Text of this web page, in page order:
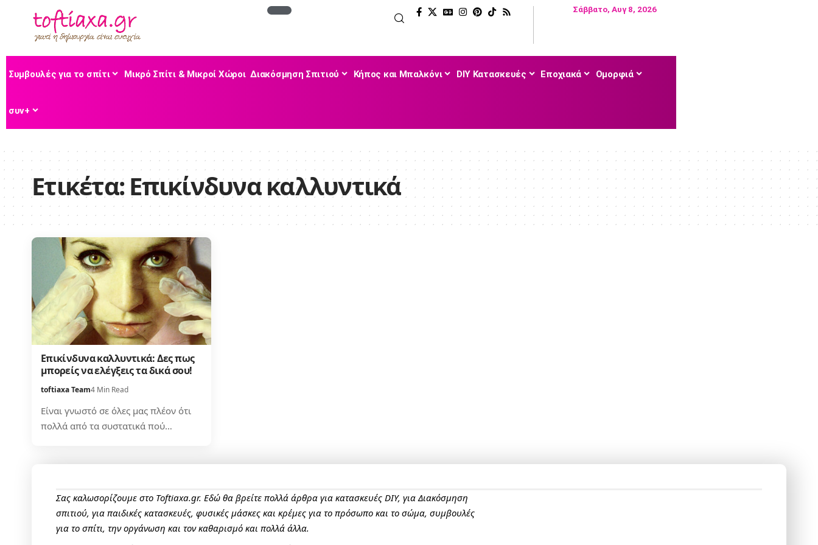
Σάββατο, Αυγ 8, 2026
Συμβουλές για το σπίτι Μικρό Σπίτι & Μικροί Χώροι Διακόσμηση Σπιτιού Κήπος και Μπαλκόνι DIY Κατασκευές Εποχιακά Ομορφιά
συν+
Ετικέτα: Επικίνδυνα καλλυντικά
Επικίνδυνα καλλυντικά: Δες πως
μπορείς να ελέγξεις τα δικά σου!
toftiaxa Team4 Min Read
Είναι γνωστό σε όλες μας πλέον ότι
πολλά από τα συστατικά πού…
Σας καλωσορίζουμε στο Toftiaxa.gr. Εδώ θα βρείτε πολλά άρθρα για κατασκευές DIY, για Διακόσμηση
σπιτιού, για παιδικές κατασκευές, φυσικές μάσκες και κρέμες για το πρόσωπο και το σώμα, συμβουλές
για το σπίτι, την οργάνωση και τον καθαρισμό και πολλά άλλα.